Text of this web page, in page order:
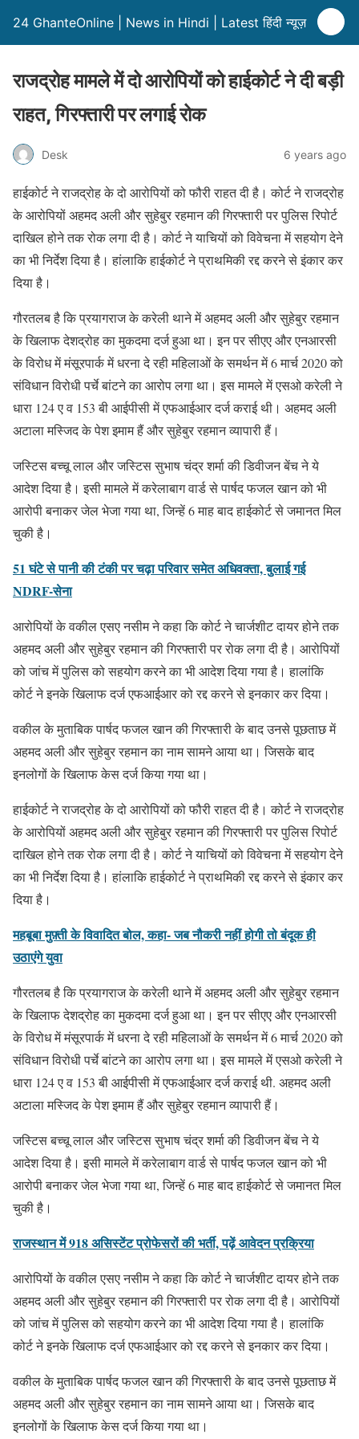
24 GhanteOnline | News in Hindi | Latest हिंदी न्यूज़
राजद्रोह मामले में दो आरोपियों को हाईकोर्ट ने दी बड़ी
राहत, गिरफ्तारी पर लगाई रोक
Desk 6 years ago
हाईकोर्ट ने राजद्रोह के दो आरोपियों को फौरी राहत दी है। कोर्ट ने राजद्रोह
के आरोपियों अहमद अली और सुहेबुर रहमान की गिरफ्तारी पर पुलिस रिपोर्ट
दाखिल होने तक रोक लगा दी है। कोर्ट ने याचियों को विवेचना में सहयोग देने
का भी निर्देश दिया है। हांलाकि हाईकोर्ट ने प्राथमिकी रद्द करने से इंकार कर
दिया है।
गौरतलब है कि प्रयागराज के करेली थाने में अहमद अली और सुहेबुर रहमान
के खिलाफ देशद्रोह का मुकदमा दर्ज हुआ था। इन पर सीएए और एनआरसी
के विरोध में मंसूरपार्क में धरना दे रही महिलाओं के समर्थन में 6 मार्च 2020 को
संविधान विरोधी पर्चे बांटने का आरोप लगा था। इस मामले में एसओ करेली ने
धारा 124 ए व 153 बी आईपीसी में एफआईआर दर्ज कराई थी। अहमद अली
अटाला मस्जिद के पेश इमाम हैं और सुहेबुर रहमान व्यापारी हैं।
जस्टिस बच्चू लाल और जस्टिस सुभाष चंद्र शर्मा की डिवीजन बेंच ने ये
आदेश दिया है। इसी मामले में करेलाबाग वार्ड से पार्षद फजल खान को भी
आरोपी बनाकर जेल भेजा गया था, जिन्हें 6 माह बाद हाईकोर्ट से जमानत मिल
चुकी है।
51 घंटे से पानी की टंकी पर चढ़ा परिवार समेत अधिवक्ता, बुलाई गई
NDRF-सेना
आरोपियों के वकील एसए नसीम ने कहा कि कोर्ट ने चार्जशीट दायर होने तक
अहमद अली और सुहेबुर रहमान की गिरफ्तारी पर रोक लगा दी है। आरोपियों
को जांच में पुलिस को सहयोग करने का भी आदेश दिया गया है। हालांकि
कोर्ट ने इनके खिलाफ दर्ज एफआईआर को रद्द करने से इनकार कर दिया।
वकील के मुताबिक पार्षद फजल खान की गिरफ्तारी के बाद उनसे पूछताछ में
अहमद अली और सुहेबुर रहमान का नाम सामने आया था। जिसके बाद
इनलोगों के खिलाफ केस दर्ज किया गया था।
हाईकोर्ट ने राजद्रोह के दो आरोपियों को फौरी राहत दी है। कोर्ट ने राजद्रोह
के आरोपियों अहमद अली और सुहेबुर रहमान की गिरफ्तारी पर पुलिस रिपोर्ट
दाखिल होने तक रोक लगा दी है। कोर्ट ने याचियों को विवेचना में सहयोग देने
का भी निर्देश दिया है। हांलाकि हाईकोर्ट ने प्राथमिकी रद्द करने से इंकार कर
दिया है।
महबूबा मुफ़्ती के विवादित बोल, कहा- जब नौकरी नहीं होगी तो बंदूक ही
उठाएंगे युवा
गौरतलब है कि प्रयागराज के करेली थाने में अहमद अली और सुहेबुर रहमान
के खिलाफ देशद्रोह का मुकदमा दर्ज हुआ था। इन पर सीएए और एनआरसी
के विरोध में मंसूरपार्क में धरना दे रही महिलाओं के समर्थन में 6 मार्च 2020 को
संविधान विरोधी पर्चे बांटने का आरोप लगा था। इस मामले में एसओ करेली ने
धारा 124 ए व 153 बी आईपीसी में एफआईआर दर्ज कराई थी. अहमद अली
अटाला मस्जिद के पेश इमाम हैं और सुहेबुर रहमान व्यापारी हैं।
जस्टिस बच्चू लाल और जस्टिस सुभाष चंद्र शर्मा की डिवीजन बेंच ने ये
आदेश दिया है। इसी मामले में करेलाबाग वार्ड से पार्षद फजल खान को भी
आरोपी बनाकर जेल भेजा गया था, जिन्हें 6 माह बाद हाईकोर्ट से जमानत मिल
चुकी है।
राजस्थान में 918 असिस्टेंट प्रोफेसरों की भर्ती, पढ़ें आवेदन प्रक्रिया
आरोपियों के वकील एसए नसीम ने कहा कि कोर्ट ने चार्जशीट दायर होने तक
अहमद अली और सुहेबुर रहमान की गिरफ्तारी पर रोक लगा दी है। आरोपियों
को जांच में पुलिस को सहयोग करने का भी आदेश दिया गया है। हालांकि
कोर्ट ने इनके खिलाफ दर्ज एफआईआर को रद्द करने से इनकार कर दिया।
वकील के मुताबिक पार्षद फजल खान की गिरफ्तारी के बाद उनसे पूछताछ में
अहमद अली और सुहेबुर रहमान का नाम सामने आया था। जिसके बाद
इनलोगों के खिलाफ केस दर्ज किया गया था।